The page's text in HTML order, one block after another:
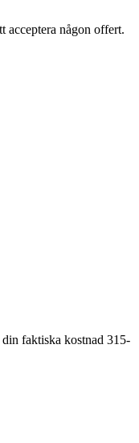
acceptera någon offert.
faktiska kostnad 315-